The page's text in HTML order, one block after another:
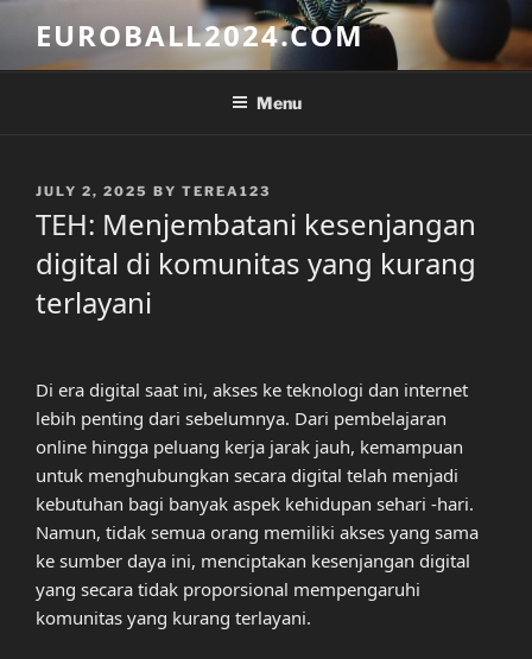
content
EUROBALL2024.COM
Menu
POSTED
JULY 2, 2025 BY TEREA123
TEH: Menjembatani kesenjangan
digital di komunitas yang kurang
terlayani
Di era digital saat ini, akses ke teknologi dan internet
lebih penting dari sebelumnya. Dari pembelajaran
online hingga peluang kerja jarak jauh, kemampuan
untuk menghubungkan secara digital telah menjadi
kebutuhan bagi banyak aspek kehidupan sehari -hari.
Namun, tidak semua orang memiliki akses yang sama
ke sumber daya ini, menciptakan kesenjangan digital
yang secara tidak proporsional mempengaruhi
komunitas yang kurang terlayani.